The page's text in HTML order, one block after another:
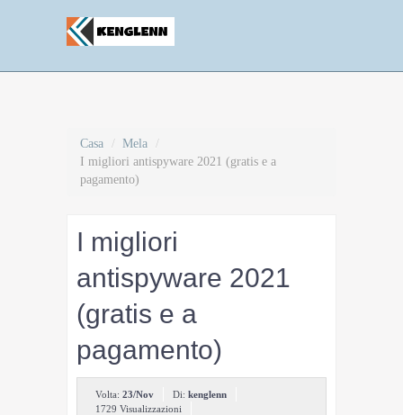
Casa / Mela /
I migliori antispyware 2021 (gratis e a
pagamento)
I migliori
antispyware 2021
(gratis e a
pagamento)
Volta: 23/Nov Di: kenglenn
1729 Visualizzazioni